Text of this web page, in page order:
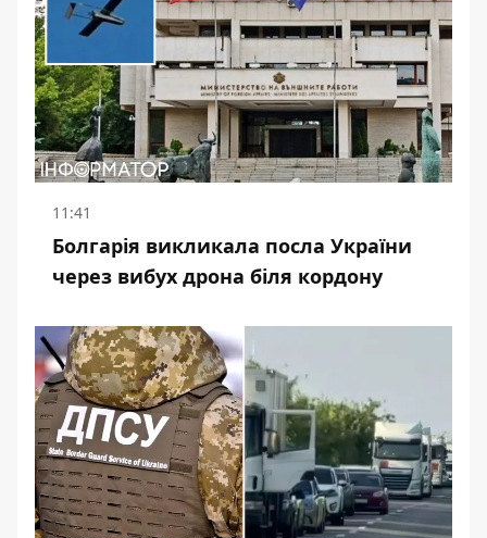
11:41
Болгарія викликала посла України
через вибух дрона біля кордону